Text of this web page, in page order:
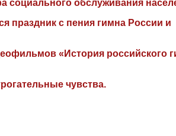
социального обслуживания
праздник с пения гимна России
«История российского
чувства.